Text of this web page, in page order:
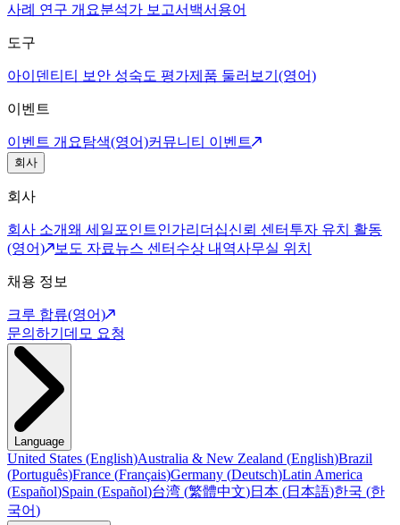
사례 연구 개요분석가 보고서 백서 용어
도구
아이덴티티 보안 성숙도 평가제품 둘러보기(영어)
이벤트
이벤트 개요탐색(영어)커뮤니티 이벤트
회사
회사
회사 소개왜 세일포인트인가리더십신뢰 센터 투자 유치 활동
(영어)
보도 자료뉴스 센터 수상 내역사무실 위치
채용 정보
크루 합류(영어)
문의하기 데모 요청
Language
United States (English)Australia & New Zealand (English)Brazil
(Português)France (Français)Germany (Deutsch)Latin America
(Español)Spain (Español)台湾 (繁體中文)日本 (日本語)한국 (한
국어)